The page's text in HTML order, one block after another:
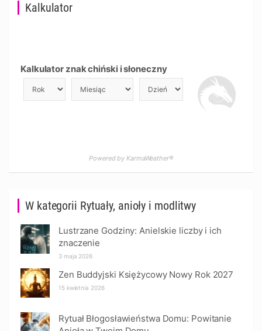
W kategorii Rytuały, anioły i modlitwy
Lustrzane Godziny: Anielskie liczby i ich
znaczenie
3 maja 2026
Zen Buddyjski Księżycowy Nowy Rok 2027
15 kwietnia 2026
Rytuał Błogosławieństwa Domu: Powitanie
Kalkulator
Kalkulator znak chiński i słoneczny
Powered by KarmaWeather®